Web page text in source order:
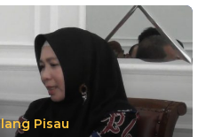
Pisau